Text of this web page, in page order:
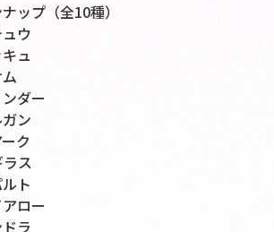
ップ（全10種）
ウ
ュ
ダー
ン
ク
ラス
ト
ロー
ラ